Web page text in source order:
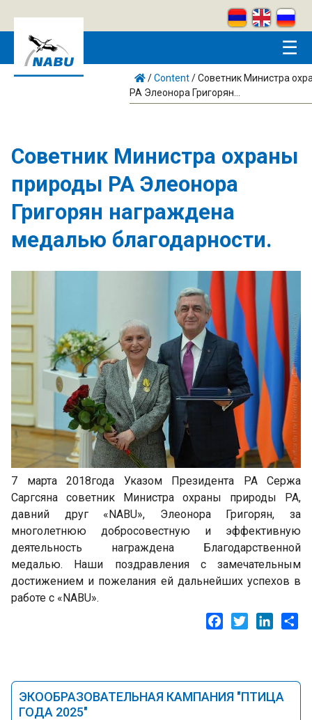
☰
/Content/Советник Министра
РА Элеонора Григорян...
Советник Министра охраны
природы РА Элеонора
Григорян награждена
медалью благодарности.
7 марта 2018года Указом Президента РА Сержа
Саргсяна советник Министра охраны природы РА,
давний друг «NABU», Элеонора Григорян, за
многолетнюю добросовестную и эффективную
деятельность награждена Благодарственной
медалью. Наши поздравления с замечательным
достижением и пожелания ей дальнейших успехов в
работе с «NABU».
Facebook
Twitter
ЭКООБРАЗОВАТЕЛЬНАЯ КАМПАНИЯ "ПТИЦА
ГОДА 2025"